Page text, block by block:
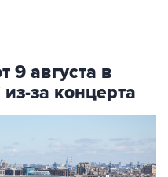
9 августа в
за концерта